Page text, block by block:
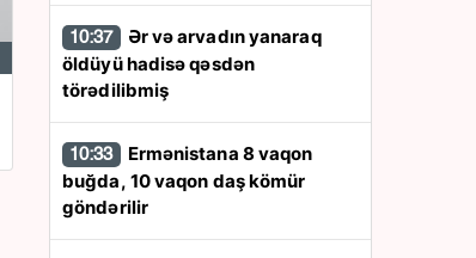
10:37
öldüyü hadisə qəsdən
törədilibmiş
10:33
buğda, 10 vaqon daş kömür
göndərilir